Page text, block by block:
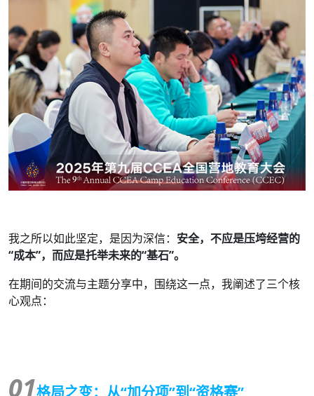
我之所以如此坚定，是因为深信： 安全，不应是压垮经营的
“成本”，而应是托举未来的“基石”。
在期间的交流与主题分享中，围绕这一点， 我阐述了三个核
心观点：
01格局之变：从“加分项”到“资格赛”